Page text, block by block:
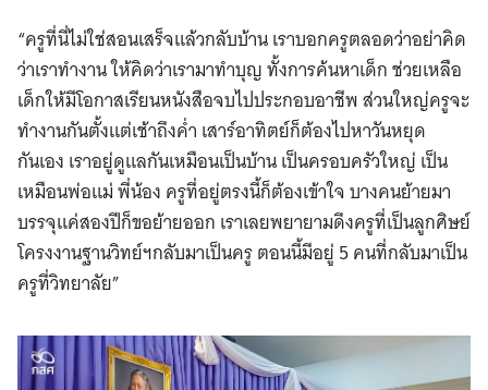
“ครูที่นี่ไม่ใช่สอนเสร็จแล้วกลับบ้าน เราบอกครูตลอดว่าอย่าคิด
ว่าเราทำงาน ให้คิดว่าเรามาทำบุญ ทั้งการค้นหาเด็ก ช่วยเหลือ
เด็กให้มีโอกาสเรียนหนังสือจบไปประกอบอาชีพ ส่วนใหญ่ครูจะ
ทำงานกันตั้งแต่เช้าถึงค่ำ เสาร์อาทิตย์ก็ต้องไปหาวันหยุด
กันเอง เราอยู่ดูแลกันเหมือนเป็นบ้าน เป็นครอบครัวใหญ่ เป็น
เหมือนพ่อแม่ พี่น้อง ครูที่อยู่ตรงนี้ก็ต้องเข้าใจ บางคนย้ายมา
บรรจุแค่สองปีก็ขอย้ายออก เราเลยพยายามดึงครูที่เป็นลูกศิษย์
โครงงานฐานวิทย์ฯกลับมาเป็นครู ตอนนี้มีอยู่ 5 คนที่กลับมาเป็น
ครูที่วิทยาลัย”